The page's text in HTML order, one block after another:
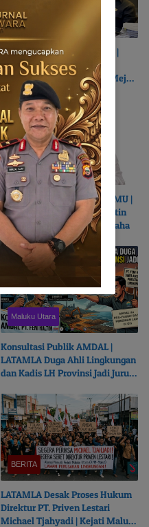
Kepulauan Sula
Suara Nyaring dari Wailoba |
Masmina : Mengapa Nasib
Kades Desa Ditentukan di Meja
Politisi?
NASIONAL
Hadir di Pelantikan PB HIKMU |
Anies Baswedan Terikat Batin
dengan Bumi Moloku Kie Raha
Maluku Utara
Konsultasi Publik AMDAL |
LATAMLA Duga Ahli Lingkungan
dan Kadis LH Provinsi Jadi Juru
BERITA
LATAMLA Desak Proses Hukum
Direktur PT. Priven Lestari
Michael Tjahyadi | Kejati Malut